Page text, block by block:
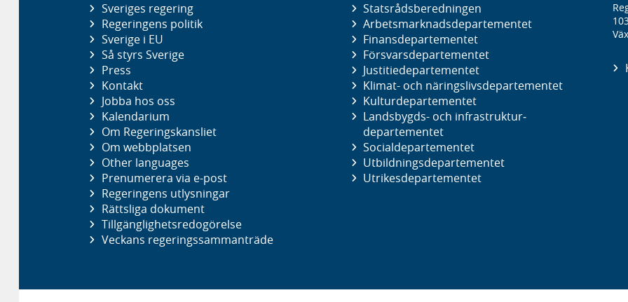
Sveriges regering
Regeringens politik
Sverige i EU
Så styrs Sverige
Press
Kontakt
Jobba hos oss
Kalendarium
Om Regeringskansliet
Om webbplatsen
Other languages
Prenumerera via e-post
Regeringens utlysningar
Rättsliga dokument
Tillgänglighetsredogörelse
Veckans regeringssammanträde
Statsrådsberedningen
Arbetsmarknads­departementet
Finans­departementet
Försvars­departementet
Justitie­departementet
Klimat- och näringslivs­departementet
Kultur­departementet
Landsbygds- och infrastruktur­
departementet
Social­departementet
Utbildnings­departementet
Utrikes­departementet